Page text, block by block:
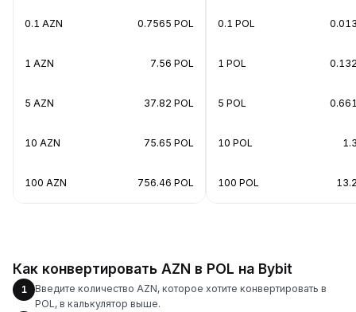
0.1 AZN 0.7565 POL
1 AZN 7.56 POL
5 AZN 37.82 POL
10 AZN 75.65 POL
100 AZN 756.46 POL
0.1 POL
1 POL
5 POL
10 POL
100 POL
Как конвертировать AZN в POL на Bybit
1
Введите количество AZN, которое хотите конвертировать в
POL, в калькулятор выше.